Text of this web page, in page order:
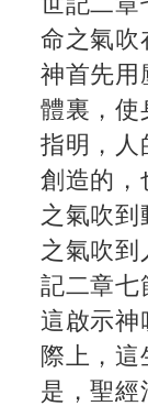
命之氣吹
神首先用
體裏，使
指明，人
創造的，
之氣吹
之氣吹
記二章七
這啟示神
際上，
是，聖經